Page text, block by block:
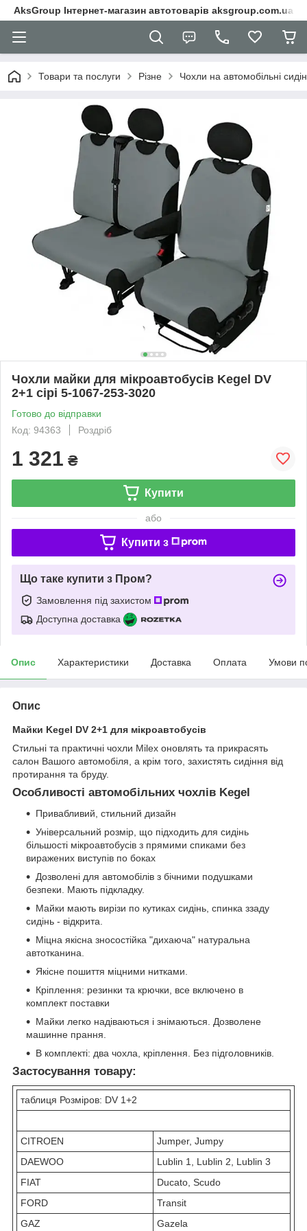
AksGroup Інтернет-магазин автотоварів aksgroup.com.ua
Товари та послуги Різне Чохли на автомобільні
Чохли майки для мікроавтобусів Kegel DV
2+1 сірі 5-1067-253-3020
Готово до відправки
Код: 94363
Роздріб
1 321 ₴
Купити
або
Купити з
Що таке купити з Пром?
Замовлення під захистом
Доступна доставка
Опис Характеристики Доставка Оплата Умови
Опис
Майки Kegel DV 2+1 для мікроавтобусів
Стильні та практичні чохли Milex оновлять та прикрасять
салон Вашого автомобіля, а крім того, захистять сидіння від
протирання та бруду.
Особливості автомобільних чохлів Kegel
Привабливий, стильний дизайн
Універсальний розмір, що підходить для сидінь
більшості мікроавтобусів з прямими спиками без
виражених виступів по боках
Дозволені для автомобілів з бічними подушками
безпеки. Мають підкладку.
Майки мають вирізи по кутиках сидінь, спинка ззаду
сидінь - відкрита.
Міцна якісна зносостійка "дихаюча" натуральна
автотканина.
Якісне пошиття міцними нитками.
Кріплення: резинки та крючки, все включено в
комплект поставки
Майки легко надіваються і знімаються. Дозволене
машинне прання.
В комплекті: два чохла, кріплення. Без підголовників.
Застосування товару:
таблиця Розміров: DV 1+2
CITROEN
Jumper, Jumpy
DAEWOO
Lublin 1, Lublin 2, Lublin 3
FIAT
Ducato, Scudo
FORD
Transit
GAZ
Gazela